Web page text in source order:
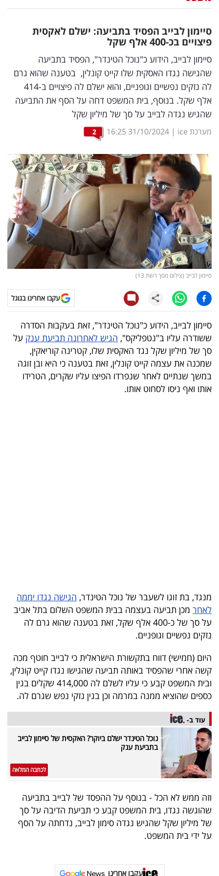
דיגיטל
וטק
שיווק
ופרסום
משפט
ומחקרים
דעות
רכילות
עסקית
קריפטו
ויראלי
עסקי
ספורט
קריירה
ולימודים
מינויים
הכלכלי
פודקאסט
40
UNDER
40
פעולה
דרושים
מייל
אדום
סיימון לבייב הפסיד בתביעה: ישלם לאקסית
פיצויים בכ-400 אלף שקל
סיימון לבייב, הידוע כ"נוכל הטינדר", הפסיד בתביעה
שהגישה נגדו האסקית שלו קייט קונלין, בטענה שהוא גרם
לה נזקים נפשיים וגופניים, והוא ישלם לה פיצויים ב-414
אלף שקל. בנוסף, בית המשפט דחה על הסף את התביעה
שהגיש נגדה לבייב על סך של מיליון שקל
מערכת ice |
31/10/2024
16:25
2
סיימון לבייב (צילום מסך רשת 13)
עקבו אחרינו בגוגל
סיימון לבייב, הידוע כ"נוכל הטינדר", זאת בעקבות הסדרה
ששודרה עליו ב"נטפליקס", הגיש לאחרונה תביעת ענק על
סך של מיליון שקל נגד האקסית שלו, קטרינה קוריאקין,
שמכנה את עצמה קייט קונלין, זאת בטענה כי היא ובן זוגה
במשך שנתיים לאחר שנפרדו הפיצו עליו שקרים, הטרידו
אותו ואף ניסו לסחוט אותו.
מנגד, בת זוגו לשעבר של נוכל הטינדר, הגישה נגדו יממה
לאחר מכן תביעה בעצמה בבית המשפט השלום בתל אביב
על סך של כ-400 אלף שקל, זאת בטענה שהוא גרם לה
נזקים נפשיים וגופניים.
היום (חמישי) דווח בתקשורת הישראלית כי לבייב חוטף מכה
קשה אחרי שהפסיד באותה תביעה שהגישו נגדו קייט קונלין,
ובית המשפט קבע כי עליו לשלם לה 414,000 שקלים בגין
כספים שהוציא ממנה במרמה וכן בגין נזקי נפש שגרם לה.
עוד ב-
נוכל הטינדר ישלם ביוקר? האקסית של סיימון לבייב
בתביעת ענק
לכתבה המלאה
וזה ממש לא הכל - בנוסף על ההפסד של לבייב בתביעה
שהוגשה נגדו, בית המשפט קבע כי תביעת הדיבה על סך
של מיליון שקל שהגיש נגדה סימון לבייב, נדחתה על הסף
על ידי בית המשפט.
עקבו אחרינו